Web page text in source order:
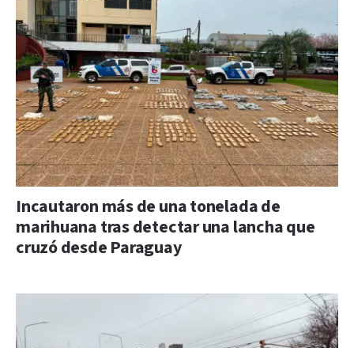
Incautaron más de una tonelada de
marihuana tras detectar una lancha que
cruzó desde Paraguay